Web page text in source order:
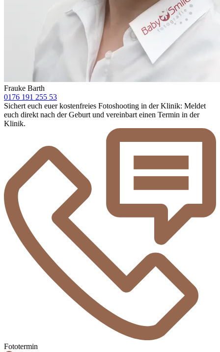
Frauke Barth
0176 191 255 53
Sichert euch euer kostenfreies Fotoshooting in der Klinik: Meldet
euch direkt nach der Geburt und vereinbart einen Termin in der
Klinik.
Fototermin